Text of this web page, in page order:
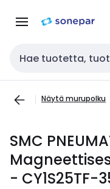
navigointiinsisältöön
Haku
Näytä murupolku
SMC
- CY1S25TF-